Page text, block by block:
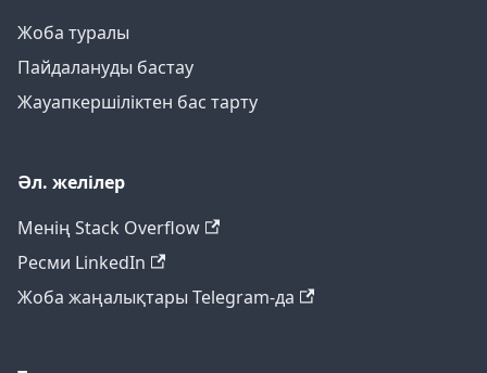
Жоба туралы
Пайдалануды бастау
Жауапкершіліктен бас тарту
Әл. желілер
Менің Stack Overflow
Ресми LinkedIn
Жоба жаңалықтары Telegram-да